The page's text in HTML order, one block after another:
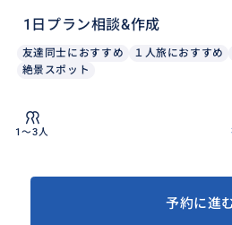
1日プラン相談&作成
友達同士におすすめ １人旅におすすめ
絶景スポット
1〜3人
予約に進